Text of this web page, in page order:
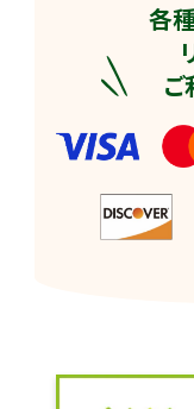
各